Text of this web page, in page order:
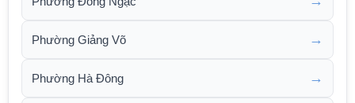
Phường Giảng Võ →
Phường Hà Đông →